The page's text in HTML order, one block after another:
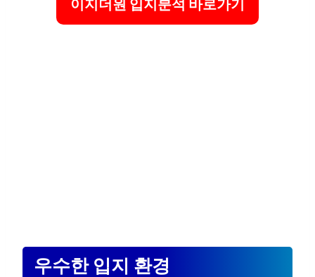
이지더원 입지분석 바로가기
우수한 입지 환경